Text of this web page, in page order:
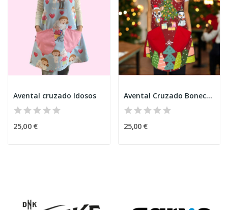
Avental cruzado Idosos
25,00 €
Avental Cruzado Boneco de Neve Natal
25,00 €